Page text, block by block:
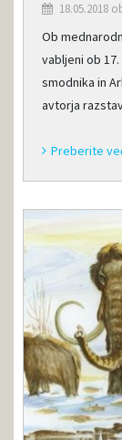
18.05.2018
Ob
vabljeni ob
smodnika in
avtorja
Preberite